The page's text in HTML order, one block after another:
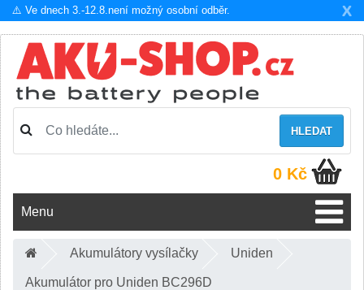
X
⚠️ Ve dnech 3.-12.8.není možný osobní odběr.
HLEDAT
0 Kč
Menu
Akumulátory vysílačky Uniden
Akumulátor pro Uniden BC296D